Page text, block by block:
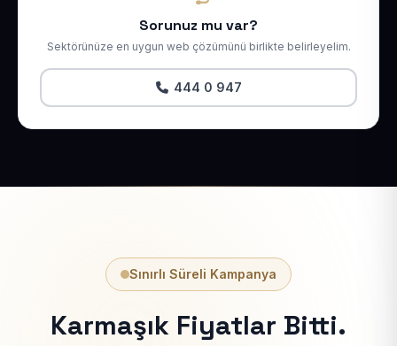
Sorunuz mu var?
Sektörünüze en uygun web çözümünü birlikte belirleyelim.
444 0 947
Sınırlı Süreli Kampanya
Karmaşık Fiyatlar Bitti.